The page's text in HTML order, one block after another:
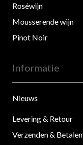
Roséwijn
Mousserende wijn
Pinot Noir
Informatie
Nieuws
Levering & Retour
Verzenden & Betalen